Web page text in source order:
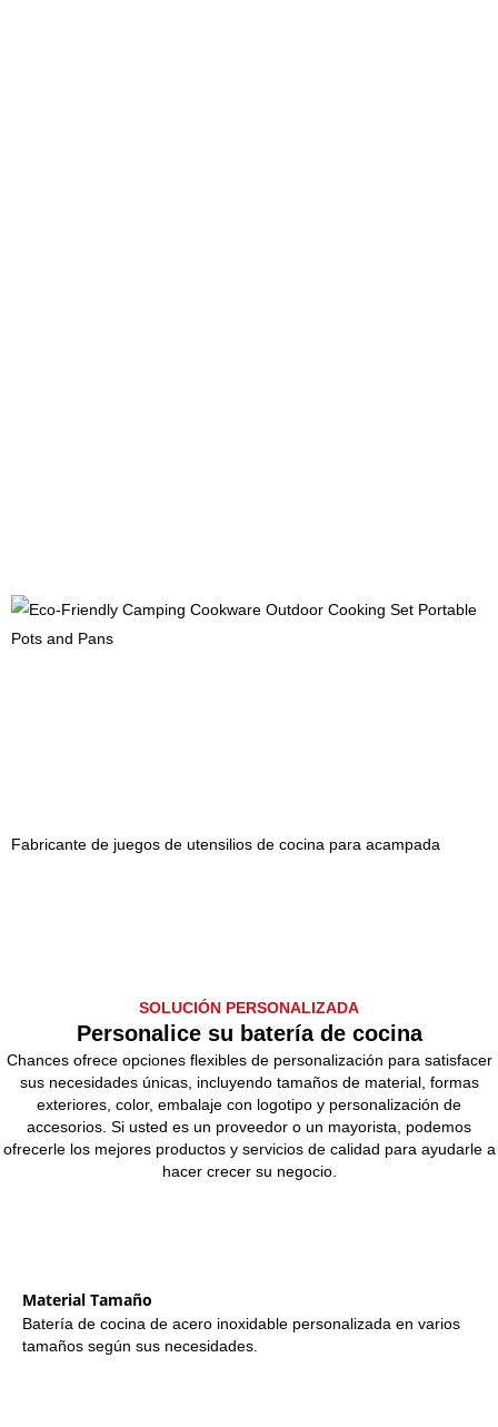
Fabricante de juegos de utensilios de cocina para acampada
SOLUCIÓN PERSONALIZADA
Personalice su batería de cocina
Chances ofrece opciones flexibles de personalización para satisfacer
sus necesidades únicas, incluyendo tamaños de material, formas
exteriores, color, embalaje con logotipo y personalización de
accesorios. Si usted es un proveedor o un mayorista, podemos
ofrecerle los mejores productos y servicios de calidad para ayudarle a
hacer crecer su negocio.
Material Tamaño
Batería de cocina de acero inoxidable personalizada en varios
tamaños según sus necesidades.